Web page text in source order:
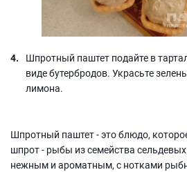
Шпротный паштет подайте в
виде бутербродов. Украсьте
лимона.
Шпротный паштет - это блюдо,
шпрот - рыбы из семейства
нежным и ароматным, с нотками